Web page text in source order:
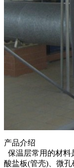
产品介绍
保温层常用的材料
酸盐板(管壳)、微